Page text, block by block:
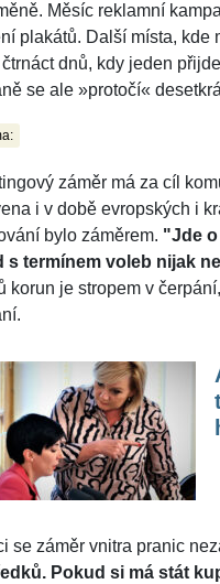
Měsíc reklamní
plakátů. Další místa, kde
dnů, kdy jeden
se ale »protočí«
záměr má za cíl
i v době evropských i
bylo záměrem. "Jde
s termínem voleb nijak
korun je stropem v
se záměr vnitra pranic
Pokud si má stát